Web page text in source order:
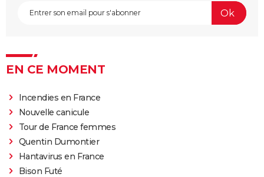
En même temps
OSS 117 3 : que disent les critiques sur le film ?
The French Dispatch : faut-il voir le dernier Wes
Anderson ? Critiques
La Traversée
Gaston Lagaffe : intrigue, avis, streaming... Tout sur
l'adaptation de la BD culte
EN CE MOMENT
Incendies en France
Nouvelle canicule
Tour de France femmes
Quentin Dumontier
Hantavirus en France
Bison Futé